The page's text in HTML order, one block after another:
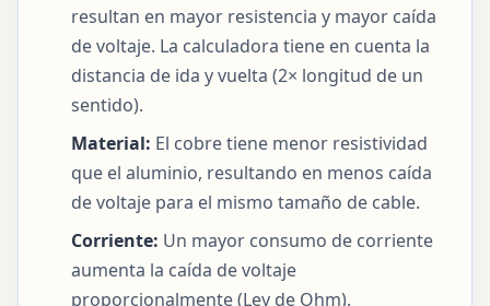
resultan en mayor resistencia y mayor caída
de voltaje. La calculadora tiene en cuenta la
distancia de ida y vuelta (2× longitud de un
sentido).
Material: El cobre tiene menor resistividad
que el aluminio, resultando en menos caída
de voltaje para el mismo tamaño de cable.
Corriente: Un mayor consumo de corriente
aumenta la caída de voltaje
proporcionalmente (Ley de Ohm).